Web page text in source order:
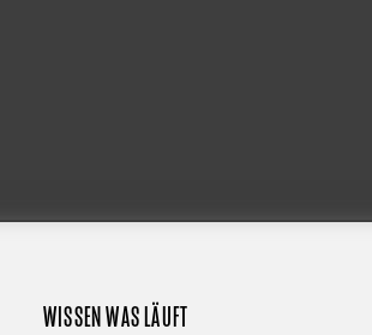
WISSEN WAS LÄUFT